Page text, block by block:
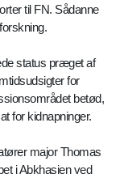
til FN. Sådanne
status præget af
for
betød,
for kidnapninger.
major Thomas
i Abkhasien ved